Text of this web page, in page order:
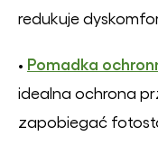
redukuje
• Pomadka
idealna ochrona
zapobiegać